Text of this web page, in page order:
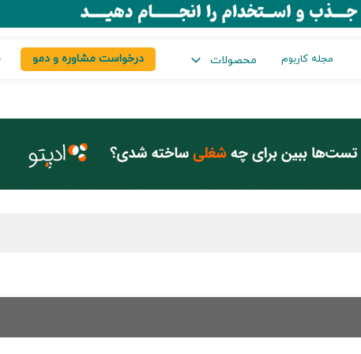
مجله کاربوم محصولات درخواست مشاوره و دمو